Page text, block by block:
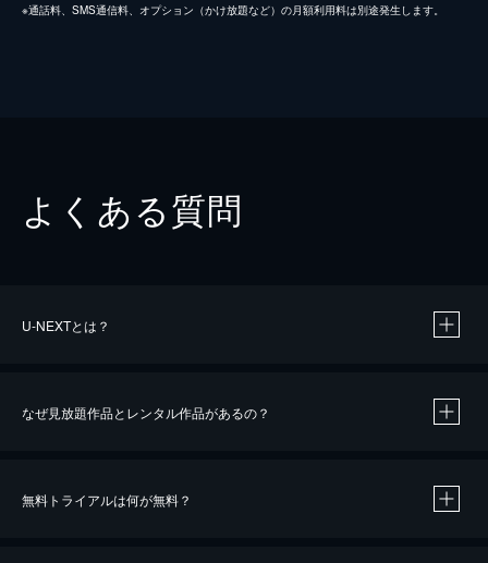
※通話料、SMS通信料、オプション（かけ放題など）の月額利用料は別途発生します。
よくある質問
U-NEXTとは？
なぜ見放題作品とレンタル作品があるの？
無料トライアルは何が無料？